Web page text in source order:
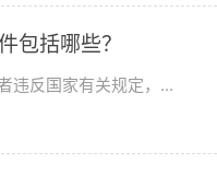
包括哪些？
违反国家有关规定，...